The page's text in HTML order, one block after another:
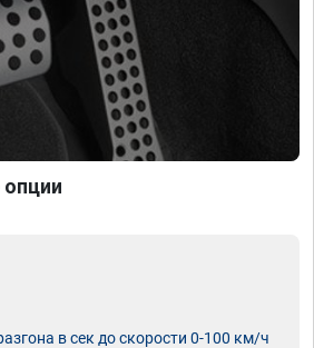
в сек до скорости 0-100 км/ч